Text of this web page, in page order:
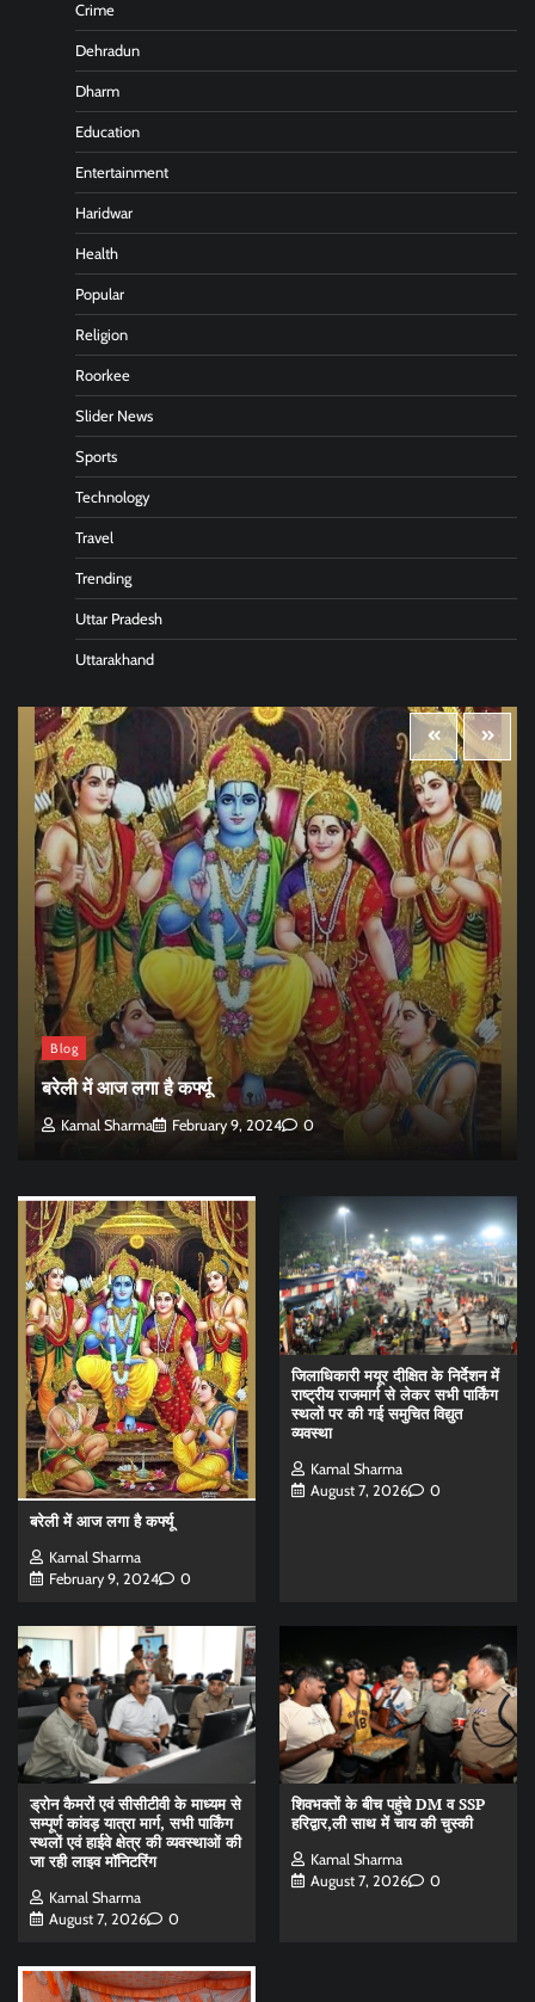
Crime
Dehradun
Dharm
Education
Entertainment
Haridwar
Health
Popular
Religion
Roorkee
Slider News
Sports
Technology
Travel
Trending
Uttar Pradesh
Uttarakhand
Blog
बरेली में आज लगा है कर्फ्यू
Kamal Sharma February 9, 2024 0
बरेली में आज लगा है कर्फ्यू
Kamal Sharma
February 9, 2024
0
जिलाधिकारी मयूर दीक्षित के निर्देशन में
राष्ट्रीय राजमार्ग से लेकर सभी पार्किंग
स्थलों पर की गई समुचित विद्युत
व्यवस्था
Kamal Sharma
August 7, 2026
0
ड्रोन कैमरों एवं सीसीटीवी के माध्यम से
सम्पूर्ण कांवड़ यात्रा मार्ग, सभी पार्किंग
स्थलों एवं हाईवे क्षेत्र की व्यवस्थाओं की
जा रही लाइव मॉनिटरिंग
Kamal Sharma
August 7, 2026
0
शिवभक्तों के बीच पहुंचे DM व SSP
हरिद्वार,ली साथ में चाय की चुस्की
Kamal Sharma
August 7, 2026
0